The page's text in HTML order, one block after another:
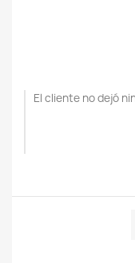
El cliente no dejó